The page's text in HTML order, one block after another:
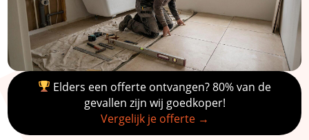
Elders een offerte ontvangen? 80% van de
gevallen zijn wij goedkoper!
Vergelijk je offerte →